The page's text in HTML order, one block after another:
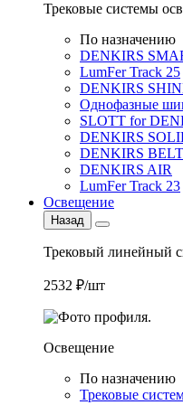
Трековые системы
По назначению
DENKIRS
LumFer Track 25
DENKIRS
Однофазные
SLOTT for
DENKIRS
DENKIRS
DENKIRS AIR
LumFer Track 23
Освещение
Назад
Трековый линейный
2532 ₽/шт
Освещение
По назначению
Трековые